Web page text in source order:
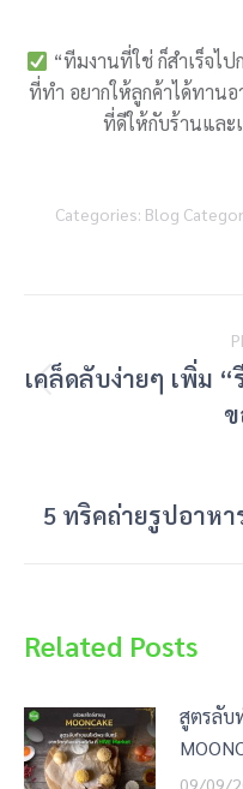
“ทีมงานที่ใช่ ก็สำเร็จไ
ที่ทำ อยากให้ลูกค้าได้ทานอ
ที่ดีให้กับร้านและ
Categories: Blog
navigation
เคล็ดลับง่ายๆ เพิ่ม “
5 ทริคถ่ายรูปอาห
Related Posts
สูตรลับ
09/09/